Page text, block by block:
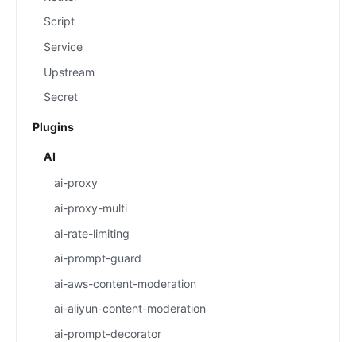
Script
Service
Upstream
Secret
Plugins
AI
ai-proxy
ai-proxy-multi
ai-rate-limiting
ai-prompt-guard
ai-aws-content-moderation
ai-aliyun-content-moderation
ai-prompt-decorator